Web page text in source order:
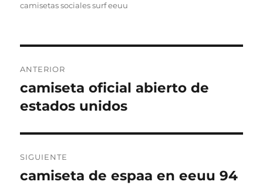
camisetas sociales surf eeuu
de
entradas
ANTERIOR
Entrada
anterior:
camiseta oficial abierto de
estados unidos
SIGUIENTE
Entrada
camiseta de espaa en eeuu 94